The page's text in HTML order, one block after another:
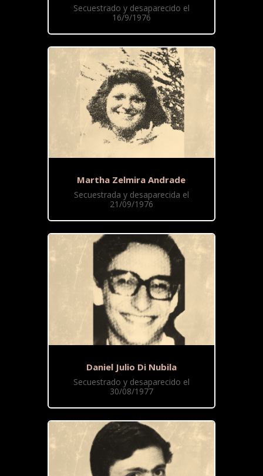
Secuestrado y desaparecido el
16/9/1976
Martha Zelmira Andrade
Secuestrada y desaparecida el
21/09/1976
Daniel Julio Di Nubila
Secuestrado y desaparecido el
30/08/1977